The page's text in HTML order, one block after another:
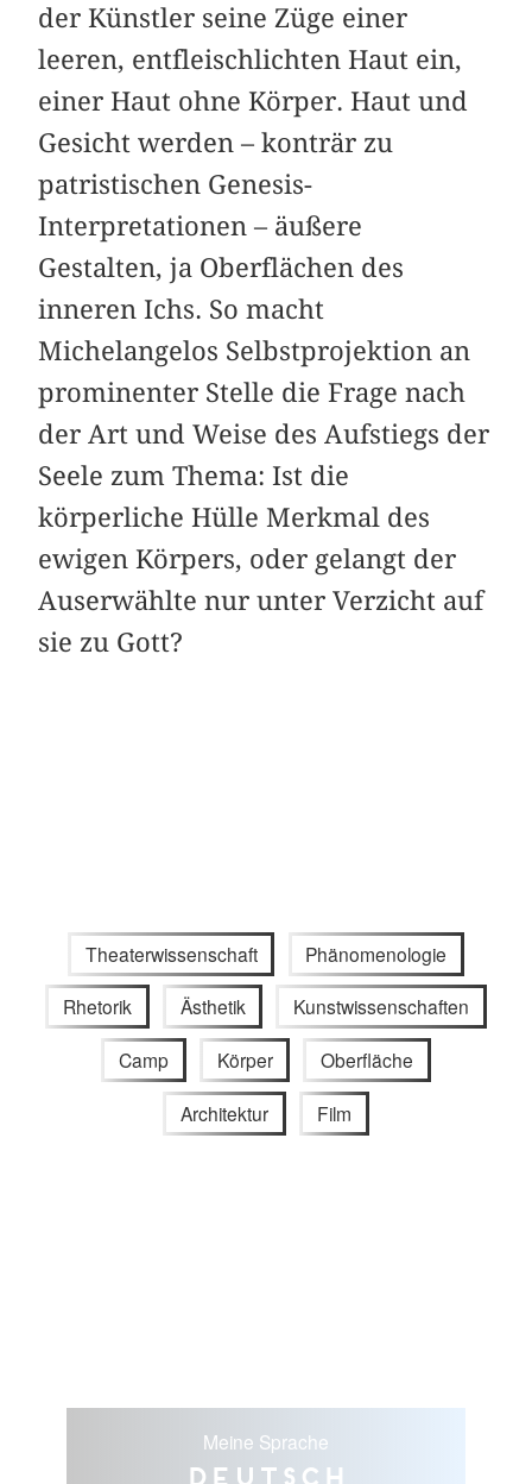
der Künstler seine Züge einer
leeren, entfleischlichten Haut ein,
einer Haut ohne Körper. Haut und
Gesicht werden – konträr zu
patristischen Genesis-
Interpretationen – äußere
Gestalten, ja Oberflächen des
inneren Ichs. So macht
Michelangelos Selbstprojektion an
prominenter Stelle die Frage nach
der Art und Weise des Aufstiegs der
Seele zum Thema: Ist die
körperliche Hülle Merkmal des
ewigen Körpers, oder gelangt der
Auserwählte nur unter Verzicht auf
sie zu Gott?
Theaterwissenschaft Phänomenologie
Rhetorik Ästhetik Kunstwissenschaften
Camp Körper Oberfläche
Architektur Film
Meine Sprache
Deutsch